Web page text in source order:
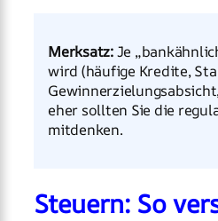
Merksatz:Je
wird (häufige Kredite,
eher sollten Sie die
mitdenken.
Steuern: So